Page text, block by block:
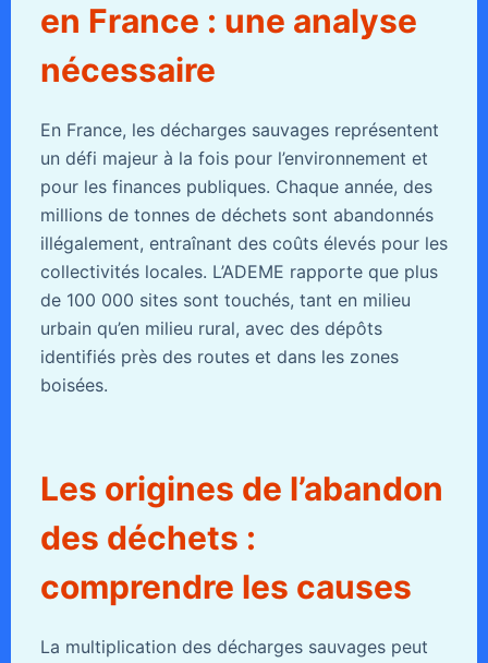
en France : une analyse
nécessaire
En France, les décharges sauvages représentent
un défi majeur à la fois pour l’environnement et
pour les finances publiques. Chaque année, des
millions de tonnes de déchets sont abandonnés
illégalement, entraînant des coûts élevés pour les
collectivités locales. L’ADEME rapporte que plus
de 100 000 sites sont touchés, tant en milieu
urbain qu’en milieu rural, avec des dépôts
identifiés près des routes et dans les zones
boisées.
Les origines de l’abandon
des déchets :
comprendre les causes
La multiplication des décharges sauvages peut